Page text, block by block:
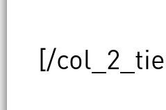
[/